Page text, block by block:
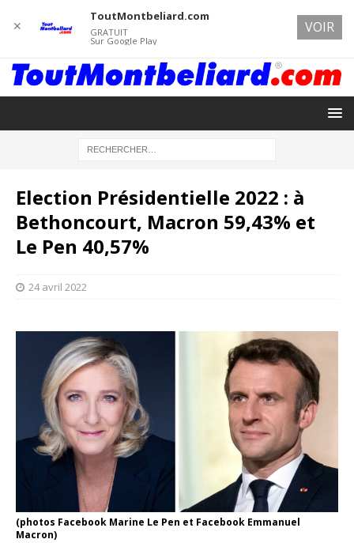
Election Présidentielle 2022 : à
Bethoncourt, Macron 59,43% et
Le Pen 40,57%
24 avril 2022
(photos Facebook Marine Le Pen et Facebook Emmanuel
Macron)
✕
ToutMontbeliard.com
GRATUIT
Sur Google Play
VOIR